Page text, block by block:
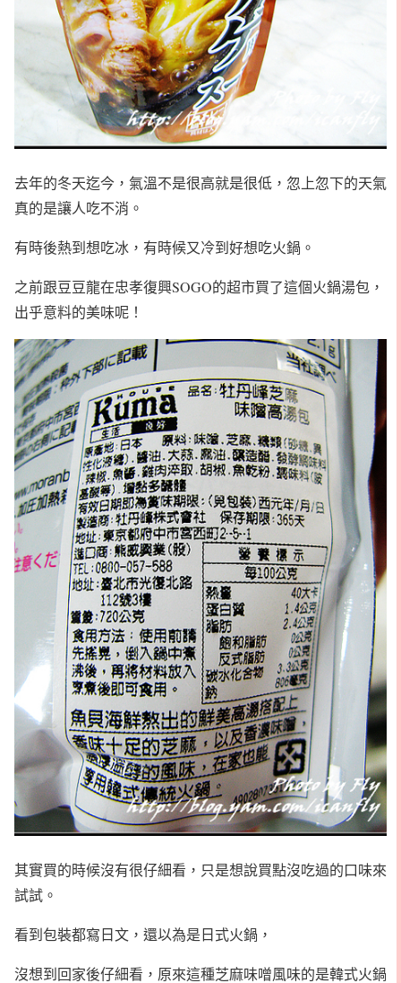
去年的冬天迄今，氣溫不是很高就是很低，忽上忽下的天氣
真的是讓人吃不消。
有時後熱到想吃冰，有時候又冷到好想吃火鍋。
之前跟豆豆龍在忠孝復興SOGO的超市買了這個火鍋湯包，
出乎意料的美味呢！
其實買的時候沒有很仔細看，只是想說買點沒吃過的口味來
試試。
看到包裝都寫日文，還以為是日式火鍋，
沒想到回家後仔細看，原來這種芝麻味噌風味的是韓式火鍋